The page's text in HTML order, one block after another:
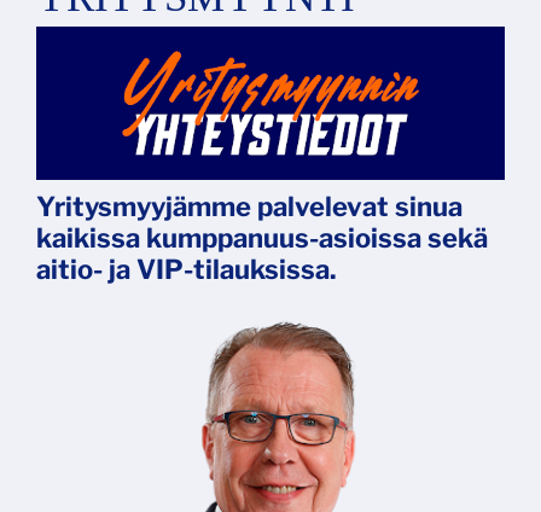
Yritysmyyjämme palvelevat sinua
kaikissa kumppanuus-asioissa sekä
aitio- ja VIP-tilauksissa.